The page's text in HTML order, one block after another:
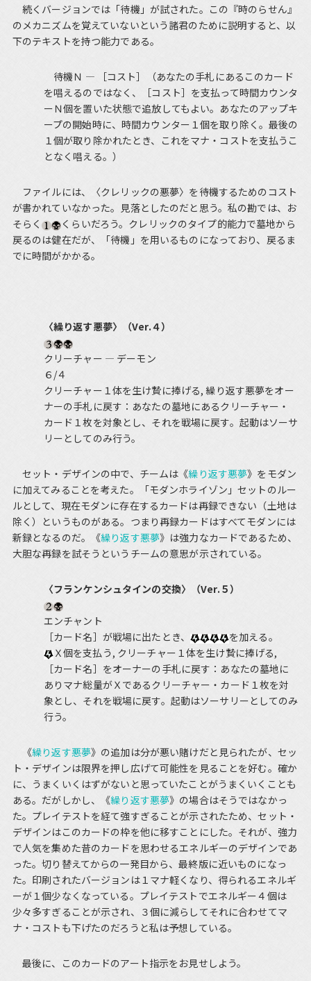
続くバージョンでは「待機」が試された。この『時のらせん』
のメカニズムを覚えていないという諸君のために説明すると、以
下のテキストを持つ能力である。
待機Ｎ — ［コスト］（あなたの手札にあるこのカード
を唱えるのではなく、［コスト］を支払って時間カウンタ
ーＮ個を置いた状態で追放してもよい。あなたのアップキ
ープの開始時に、時間カウンター１個を取り除く。最後の
１個が取り除かれたとき、これをマナ・コストを支払うこ
となく唱える。）
ファイルには、〈クレリックの悪夢〉を待機するためのコスト
が書かれていなかった。見落としたのだと思う。私の勘では、お
そらく
くらいだろう。クレリックのタイプ的能力で墓地から
戻るのは健在だが、「待機」を用いるものになっており、戻るま
でに時間がかかる。
〈繰り返す悪夢〉（Ver.４）
クリーチャー ― デーモン
６/４
クリーチャー１体を生け贄に捧げる, 繰り返す悪夢をオー
ナーの手札に戻す：あなたの墓地にあるクリーチャー・
カード１枚を対象とし、それを戦場に戻す。起動はソーサ
リーとしてのみ行う。
セット・デザインの中で、チームは《繰り返す悪夢》をモダン
に加えてみることを考えた。「モダンホライゾン」セットのルー
ルとして、現在モダンに存在するカードは再録できない（土地は
除く）というものがある。つまり再録カードはすべてモダンには
新録となるのだ。《繰り返す悪夢》は強力なカードであるため、
大胆な再録を試そうというチームの意思が示されている。
〈フランケンシュタインの交換〉（Ver.５）
エンチャント
［カード名］が戦場に出たとき、
を加える。
Ｘ個を支払う, クリーチャー１体を生け贄に捧げる,
［カード名］をオーナーの手札に戻す：あなたの墓地に
ありマナ総量がＸであるクリーチャー・カード１枚を対
象とし、それを戦場に戻す。起動はソーサリーとしてのみ
行う。
《繰り返す悪夢》の追加は分が悪い賭けだと見られたが、セッ
ト・デザインは限界を押し広げて可能性を見ることを好む。確か
に、うまくいくはずがないと思っていたことがうまくいくことも
ある。だがしかし、《繰り返す悪夢》の場合はそうではなかっ
た。プレイテストを経て強すぎることが示されたため、セット・
デザインはこのカードの枠を他に移すことにした。それが、強力
で人気を集めた昔のカードを思わせるエネルギーのデザインであ
った。切り替えてからの一発目から、最終版に近いものになっ
た。印刷されたバージョンは１マナ軽くなり、得られるエネルギ
ーが１個少なくなっている。プレイテストでエネルギー４個は
少々多すぎることが示され、３個に減らしてそれに合わせてマ
ナ・コストも下げたのだろうと私は予想している。
最後に、このカードのアート指示をお見せしよう。